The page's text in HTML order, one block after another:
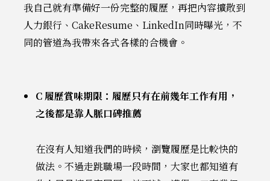
我自己就有準備好一份完整的履歷，再把內容擴散到
人力銀行、CakeResume、LinkedIn同時曝光，不
同的管道為我帶來各式各樣的合機會。
C 履歷賞味期限：履歷只有在前幾年工作有用，
之後都是靠人脈口碑推薦
在沒有人知道我們的時候，瀏覽履歷是比較快的
做法。不過走跳職場一段時間，大家也都知道有